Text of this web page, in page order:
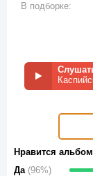
В подборке:
Нравится
Да (96%)